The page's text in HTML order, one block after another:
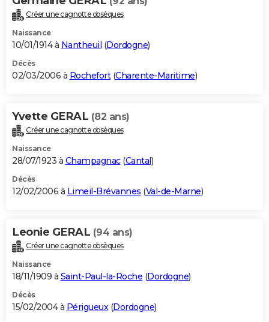
Créer une cagnotte obsèques
Naissance
10/01/1914 à Nantheuil (Dordogne)
Décès
02/03/2006 à Rochefort(Charente-Maritime)
Yvette GERAL (82 ans)
Créer une cagnotte obsèques
Naissance
28/07/1923 à Champagnac(Cantal)
Décès
12/02/2006 à Limeil-Brévannes (Val-de-Marne)
Leonie GERAL (94 ans)
Créer une cagnotte obsèques
Naissance
18/11/1909 à Saint-Paul-la-Roche (Dordogne)
Décès
15/02/2004 à Périgueux (Dordogne)